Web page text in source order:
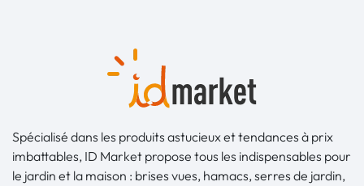
Spécialisé dans les produits astucieux et tendances à prix
imbattables, ID Market propose tous les indispensables pour
le jardin et la maison : brises vues, hamacs, serres de jardin,